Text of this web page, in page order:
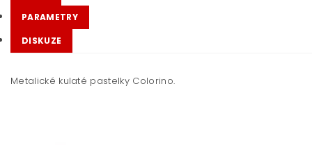
PARAMETRY
DISKUZE
Metalické kulaté pastelky Colorino.